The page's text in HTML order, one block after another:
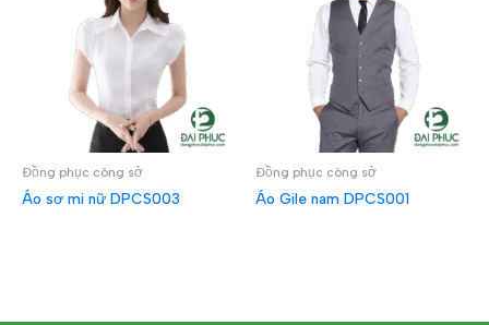
Đồng phục công sở
Áo sơ mi nữ DPCS003
Đồng phục công sở
Áo Gile nam DPCS001